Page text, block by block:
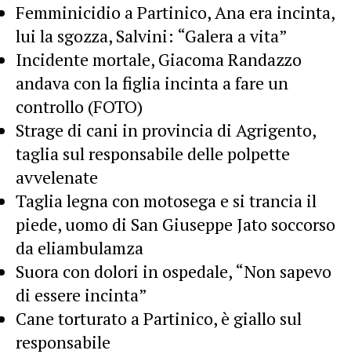
Femminicidio a Partinico, Ana era incinta,
lui la sgozza, Salvini: “Galera a vita”
Incidente mortale, Giacoma Randazzo
andava con la figlia incinta a fare un
controllo (FOTO)
Strage di cani in provincia di Agrigento,
taglia sul responsabile delle polpette
avvelenate
Taglia legna con motosega e si trancia il
piede, uomo di San Giuseppe Jato soccorso
da eliambulamza
Suora con dolori in ospedale, “Non sapevo
di essere incinta”
Cane torturato a Partinico, è giallo sul
responsabile